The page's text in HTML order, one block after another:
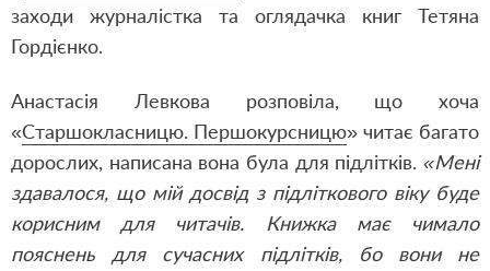
заходи журналістка та оглядачка книг Тетяна
Гордієнко.
Анастасія Левкова розповіла, що хоча
«Старшокласницю. Першокурсницю» читає багато
дорослих, написана вона була для підлітків. «Мені
здавалося, що мій досвід з підліткового віку буде
корисним для читачів. Книжка має чимало
пояснень для сучасних підлітків, бо вони не